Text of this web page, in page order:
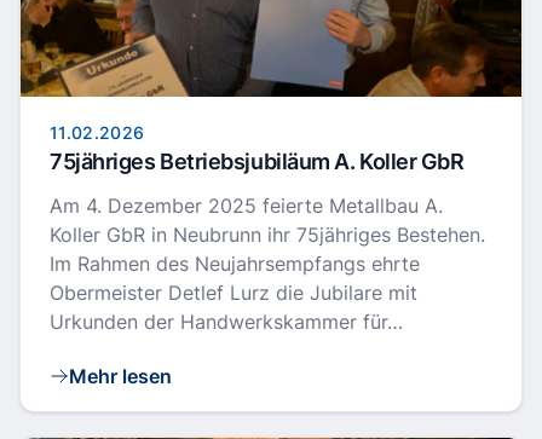
11.02.2026
75jähriges Betriebsjubiläum A. Koller GbR
Am 4. Dezember 2025 feierte Metallbau A.
Koller GbR in Neubrunn ihr 75jähriges Bestehen.
Im Rahmen des Neujahrsempfangs ehrte
Obermeister Detlef Lurz die Jubilare mit
Urkunden der Handwerkskammer für…
Mehr lesen